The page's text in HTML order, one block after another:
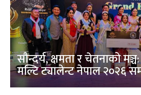
सौन्दर्य, क्षमता र चेतनाको
मल्टि ट्यालेन्ट नेपाल २०२६